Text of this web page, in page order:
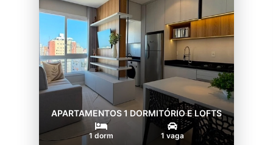
APARTAMENTOS 1 DORMITÓRIO E LOFTS
1 dorm 1 vaga